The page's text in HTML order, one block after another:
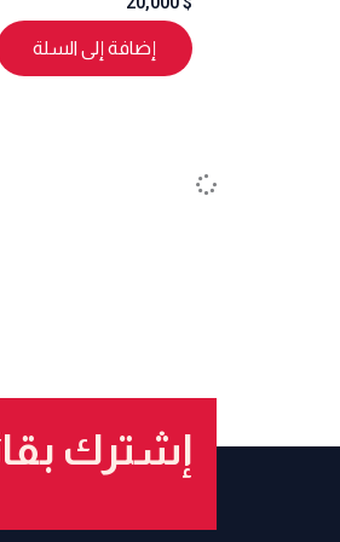
إضافة إلى السلة
إشترك